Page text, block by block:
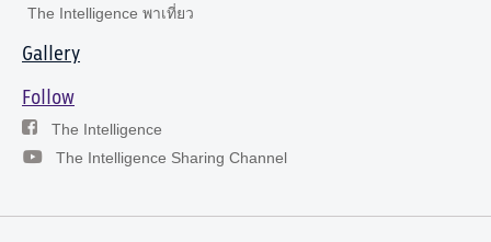
The Intelligence พาเที่ยว
Gallery
Follow
The Intelligence
The Intelligence Sharing Channel